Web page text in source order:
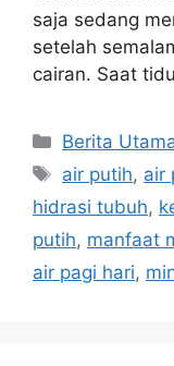
saja sedang
setelah
cairan. Saat
C
a
e
g
o
Berita
T
a
s
air putih, air
hidrasi tubuh,
putih, manfaat
air pagi hari,